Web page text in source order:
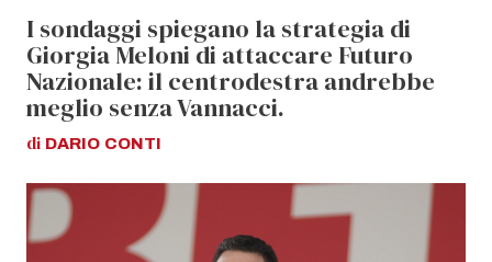
I sondaggi spiegano la strategia di
Giorgia Meloni di attaccare Futuro
Nazionale: il centrodestra andrebbe
meglio senza Vannacci.
di DARIO CONTI